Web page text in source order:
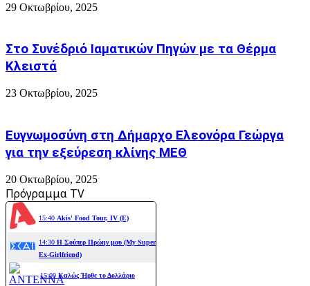
29 Οκτωβρίου, 2025
Στο Συνέδριό Ιαματικών Πηγών με τα Θέρμα
Κλειστά
23 Οκτωβρίου, 2025
Ευγνωμοσύνη στη Δήμαρχο Ελεονόρα Γεώργα
για την εξεύρεση κλίνης ΜΕΘ
20 Οκτωβρίου, 2025
Πρόγραμμα TV